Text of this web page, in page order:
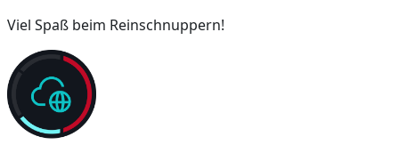
Viel Spaß beim Reinschnuppern!